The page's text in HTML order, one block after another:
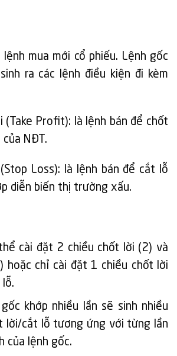
mua mới cổ phiếu. Lệnh gốc
ra các lệnh điều kiện đi kèm
(Take Proﬁt): là lệnh bán để chốt
NĐT.
Loss): là lệnh bán để cắt lỗ
diễn biến thị trường xấu.
cài đặt 2 chiều chốt lời (2) và
hoặc chỉ cài đặt 1 chiều chốt lời
lỗ.
khớp nhiều lần sẽ sinh nhiều
lời/cắt lỗ tương ứng với từng lần
của lệnh gốc.